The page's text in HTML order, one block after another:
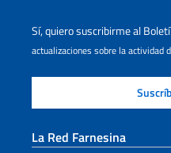
Sí, quiero suscribirme al
actualizaciones sobre la actividad
La Red Farnesina